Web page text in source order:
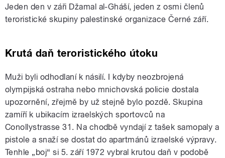
Jeden den v záři Džamal al-Gháší, jeden z osmi členů
teroristické skupiny palestinské organizace Černé září.
Krutá daň teroristického útoku
Muži byli odhodlaní k násilí. I kdyby neozbrojená
olympijská ostraha nebo mnichovská policie dostala
upozornění, zřejmě by už stejně bylo pozdě. Skupina
zamíří k ubikacím izraelských sportovců na
Conollystrasse 31. Na chodbě vyndají z tašek samopaly a
pistole a snaží se dostat do apartmánů izraelské výpravy.
Tenhle „boj“ si 5. září 1972 vybral krutou daň v podobě